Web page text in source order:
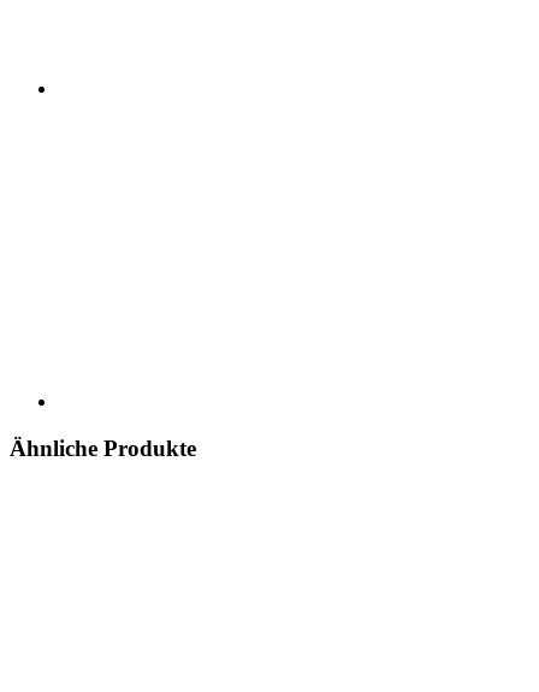
Ähnliche Produkte